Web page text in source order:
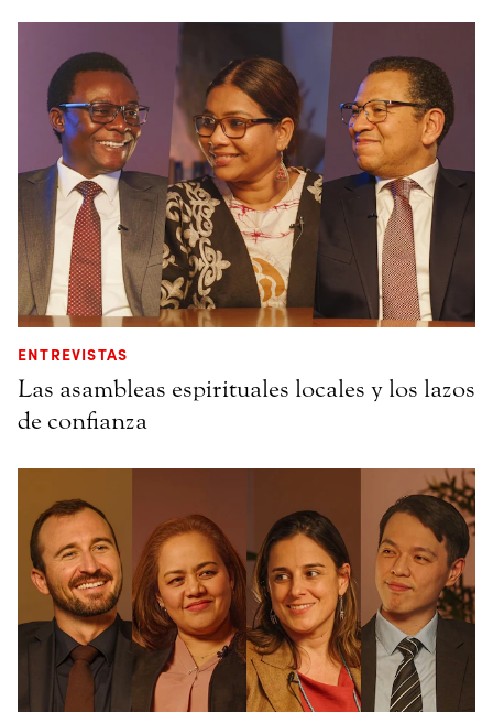
ENTREVISTAS
Las asambleas espirituales locales y los lazos
de confianza